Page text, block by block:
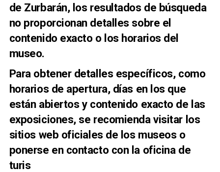
de Zurbarán, los resultados de búsqueda
no proporcionan detalles sobre el
contenido exacto o los horarios del
museo.
Para obtener detalles específicos, como
horarios de apertura, días en los que
están abiertos y contenido exacto de las
exposiciones, se recomienda visitar los
sitios web oficiales de los museos o
ponerse en contacto con la oficina de
turis